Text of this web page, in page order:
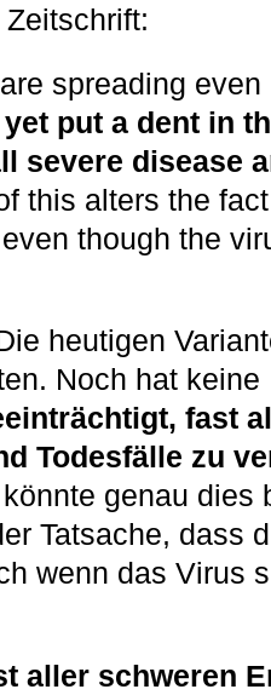
are spreading
put a dent in
severe disease
this alters the
though the
heutigen
Noch hat
fast
Todesfälle zu
genau dies
Tatsache, dass
wenn das Virus
aller schweren